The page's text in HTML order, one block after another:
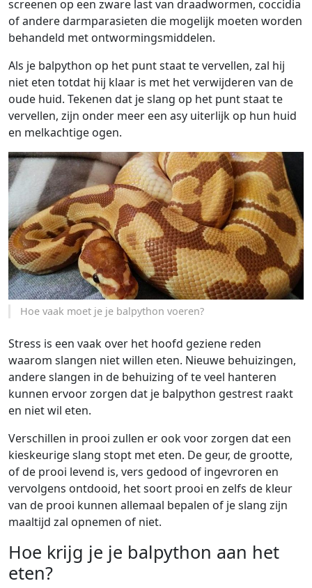
screenen op een zware last van draadwormen, coccidia
of andere darmparasieten die mogelijk moeten worden
behandeld met ontwormingsmiddelen.
Als je balpython op het punt staat te vervellen, zal hij
niet eten totdat hij klaar is met het verwijderen van de
oude huid. Tekenen dat je slang op het punt staat te
vervellen, zijn onder meer een asy uiterlijk op hun huid
en melkachtige ogen.
Hoe vaak moet je je balpython voeren?
Stress is een vaak over het hoofd geziene reden
waarom slangen niet willen eten. Nieuwe behuizingen,
andere slangen in de behuizing of te veel hanteren
kunnen ervoor zorgen dat je balpython gestrest raakt
en niet wil eten.
Verschillen in prooi zullen er ook voor zorgen dat een
kieskeurige slang stopt met eten. De geur, de grootte,
of de prooi levend is, vers gedood of ingevroren en
vervolgens ontdooid, het soort prooi en zelfs de kleur
van de prooi kunnen allemaal bepalen of je slang zijn
maaltijd zal opnemen of niet.
Hoe krijg je je balpython aan het
eten?